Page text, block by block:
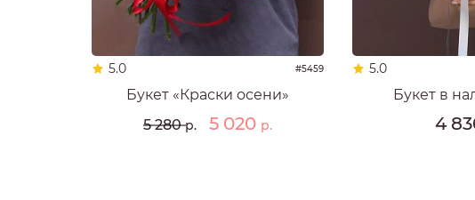
5.0 #5459
Букет «Краски осени»
5 280р. 5 020 р.
5.0
Букет в
4